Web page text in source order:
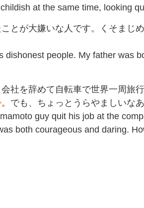
childish at the same time, looking
ことが大嫌いな人です。くそまじめ
dishonest people. My father was
会社を辞めて自転車で世界一周旅
。でも、ちょっとうらやましいなあ
guy quit his job at the
both courageous and daring.